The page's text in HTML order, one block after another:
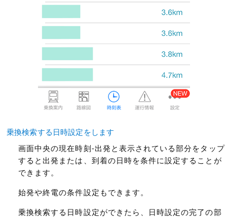
乗換検索する日時設定をします
画面中央の現在時刻-出発と表示されている部分をタップ
すると出発または、到着の日時を条件に設定することが
できます。
始発や終電の条件設定もできます。
乗換検索する日時設定ができたら、日時設定の完了の部